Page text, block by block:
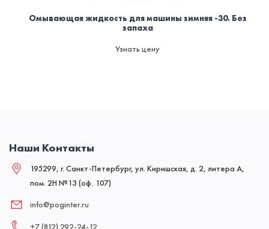
Омывающая жидкость для машины зимняя -30. Без
запаха
Узнать цену
Наши Контакты
195299, г. Санкт-Петербург, ул. Киришская, д. 2, литера А,
пом. 2Н №13 (оф. 107)
info@poginter.ru
+7 (812) 292‑24‑12